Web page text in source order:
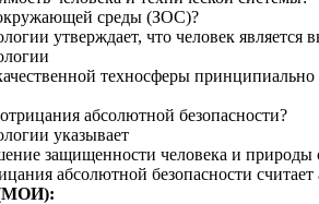
среды (ЗОС)?
утверждает, что человек является
техносферы принципиально
отрицания абсолютной безопасности?
указывает
защищенности человека и природы
абсолютной безопасности считает
(МОИ):